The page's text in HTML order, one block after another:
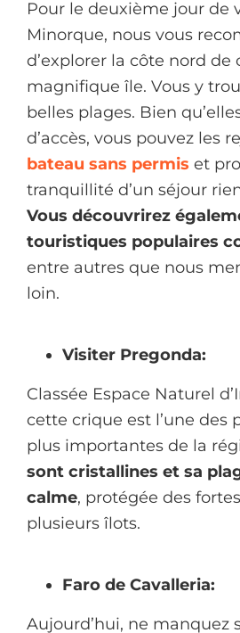
Pour le deuxième jour de
Minorque, nous vous
d’explorer la côte nord de
magnifique île. Vous y
belles plages. Bien
d’accès, vous pouvez les
bateau sans permis et
tranquillité d’un séjour
Vous découvrirez
touristiques populaires
entre autres que nous
loin.
Visiter Pregonda:
Classée Espace Naturel
cette crique est l’une des
plus importantes de la
sont cristallines et sa
calme, protégée des
plusieurs îlots.
Faro de Cavalleria:
Aujourd’hui, ne manquez